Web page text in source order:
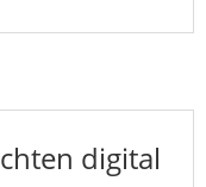
digital